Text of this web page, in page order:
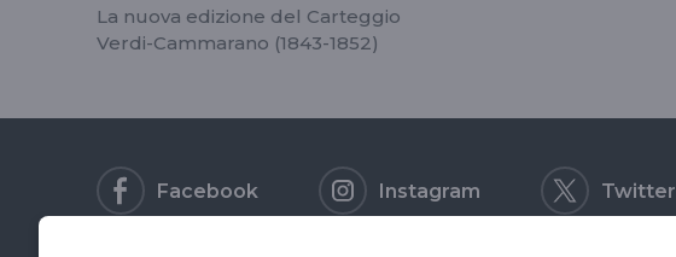
La nuova edizione del Carteggio
Verdi-Cammarano (1843-1852)
Facebook Instagram Twitter